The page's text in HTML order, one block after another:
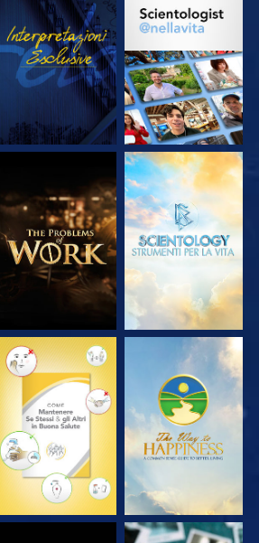
GUARDA
ESPLORA LE
ESPLORA LE
SERIE
ESPLORA LE
SERIE
GUARDA GUARDA